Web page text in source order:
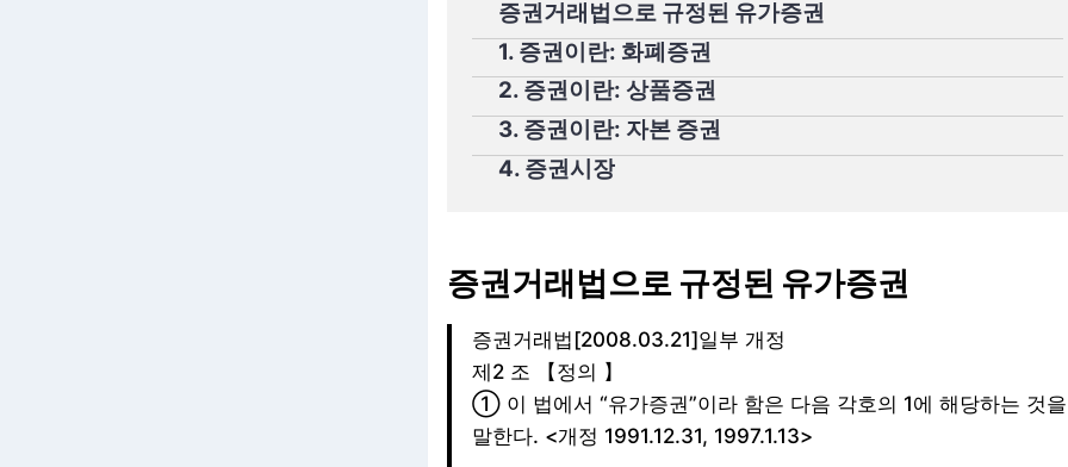
증권거래법으로 규정된 유가증권
1. 증권이란: 화폐증권
2. 증권이란: 상품증권
3. 증권이란: 자본 증권
4. 증권시장
증권거래법으로 규정된 유가증권
증권거래법[2008.03.21]일부 개정
제2 조 【정의 】
① 이 법에서 “유가증권”이라 함은 다음 각호의 1에 해당하는 것을
말한다. <개정 1991.12.31, 1997.1.13>